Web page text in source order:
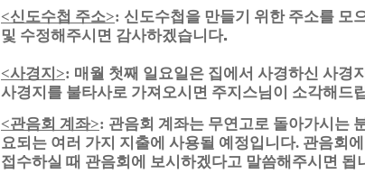
<신도수첩 주소>: 신도수첩을 만들기 위한 주소를 모
및 수정해주시면 감사하겠습니다.
<사경지>: 매월 첫째 일요일은 집에서 사경하신 사경
사경지를 불타사로 가져오시면 주지스님이 소각해드
<관음회 계좌>: 관음회 계좌는 무연고로 돌아가시는
요되는 여러 가지 지출에 사용될 예정입니다. 관음회
접수하실 때 관음회에 보시하겠다고 말씀해주시면 됩